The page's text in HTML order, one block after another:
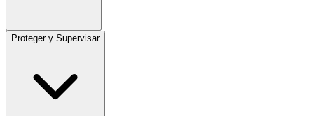
Proteger y Supervisar